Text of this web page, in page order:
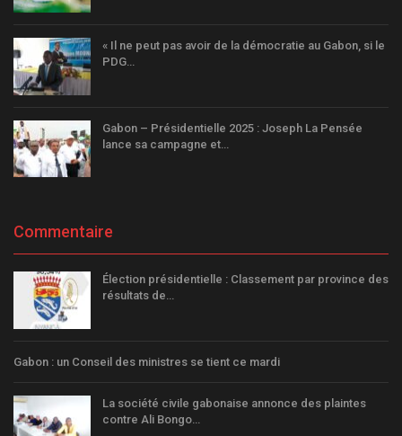
« Il ne peut pas avoir de la démocratie au Gabon, si le
PDG…
Gabon – Présidentielle 2025 : Joseph La Pensée
lance sa campagne et…
Commentaire
Élection présidentielle : Classement par province des
résultats de…
Gabon : un Conseil des ministres se tient ce mardi
La société civile gabonaise annonce des plaintes
contre Ali Bongo…